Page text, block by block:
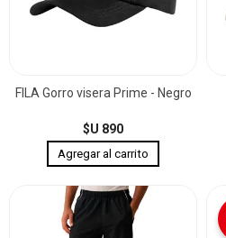
FILA Gorro visera Prime - Negro
$U 890